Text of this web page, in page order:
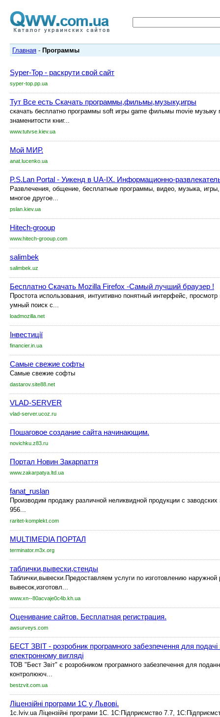
Главная - Программы
Syper-Top - раскрути свой сайт
syper-top.pp.ua
Тут Все есть Скачать программы,фильмы,музыку,игры
скачать бесплатно программы soft игры game фильмы movie музыку
знаменитости книг...
www.tutvse.kiev.ua
Мой МИР.
anat.lucenko.ua
P.S.Lan Portal - Уикенд в UA-IX. Информационно-
Развлечения, общение, бесплатные программы, видео, музыка,
многое другое...
pslan.kiev.ua
Hitech-grooup
www.hitech-grooup.com
salimbek
salimbek.uz
Бесплатно Скачать Mozilla Firefox -Самый лучший браузер !
Простота использования, интуитивно понятный интерфейс,
умный поиск с...
loadmozilla.net
Інвестиції
financier.in.ua
Самые свежие софты
Самые свежие софты
dastarov.site88.net
VLAD-SERVER
vlad-server.ucoz.ru
Пошаговое создание сайта начинающим.
novichku.z83.ru
Портал Новин Закарпаття
www.zakarpatya.ltd.ua
fanat_ruslan
Производим продажу различной неликвидной продукции c заводских
956...
raritet-komplekt.com
MULTIMEDIA ПОРТАЛ
terminator.m3x.org
таблички,вывески,стенды
Таблички,вывески.Предоставляем услуги по изготовлению наружной
вывесок,изготовл...
www.xn--80acvaje0c4b.kh.ua
Оценивание сайтов. Бесплатная регистрация.
awsurveys.com
БЕСТ ЗВІТ - розробник програмного забезпечення для подачі
електронному вигляді
ТОВ "Бест Звіт" є розробником програмного забезпечення для
контролююч...
bestzvit.com.ua
Ліцензійні програми 1С у Львові.
1c.lviv.ua Ліцензійні програми 1С. 1С:Підприємство 7.7,